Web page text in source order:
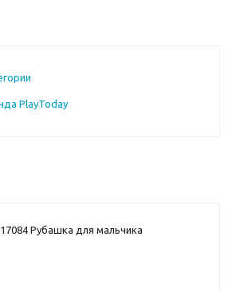
PlayToday
Рубашка для мальчика